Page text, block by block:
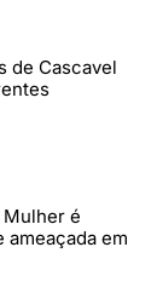
de Cascavel
é
ameaçada em